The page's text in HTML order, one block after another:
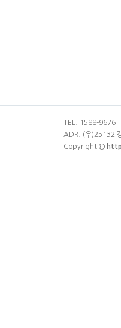
TEL. 1588-
ADR. (우)25132
Copyright ©